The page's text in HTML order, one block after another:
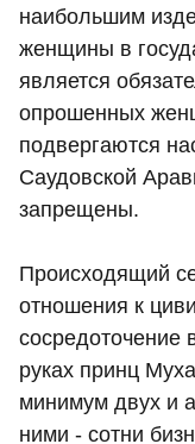
наибольшим
женщины в
является
опрошенных
подвергаются
Саудовской
запрещены.
Происходящий
отношения к
сосредоточение
руках принц
минимум двух и
ними - сотни